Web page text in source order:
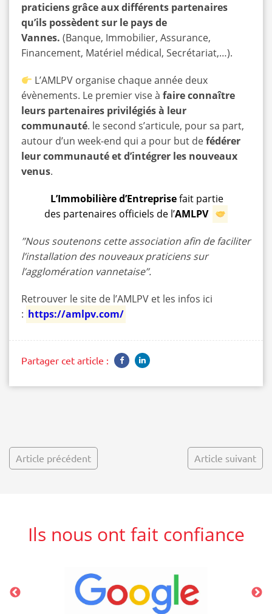
praticiens grâce aux différents partenaires
qu’ils possèdent sur le pays de
Vannes. (Banque, Immobilier, Assurance,
Financement, Matériel médical, Secrétariat,…).
L’AMLPV organise chaque année deux
évènements. Le premier vise à faire connaître
leurs partenaires privilégiés à leur
communauté. le second s’articule, pour sa part,
autour d’un week-end qui a pour but defédérer
leur communauté et d’intégrer les nouveaux
venus.
L’Immobilièred’Entreprisefait partie
des partenaires officiels de l’AMLPV
’’Nous soutenons cette association afin de faciliter
l’installation des nouveaux praticiens sur
l’agglomération vannetaise’’.
Retrouver le site de l’AMLPV et les infos ici
: https://amlpv.com/
Partager cet article :
Article précédent Article suivant
Ils nous ont fait confiance